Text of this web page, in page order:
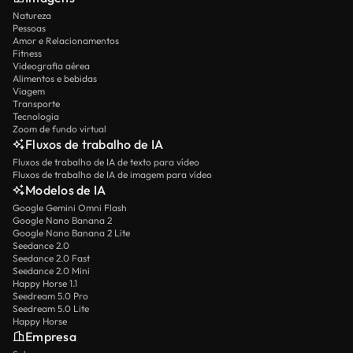
Natureza
Pessoas
Amor e Relacionamentos
Fitness
Videografia aérea
Alimentos e bebidas
Viagem
Transporte
Tecnologia
Zoom de fundo virtual
Fluxos de trabalho de IA
Fluxos de trabalho de IA de texto para vídeo
Fluxos de trabalho de IA de imagem para vídeo
Modelos de IA
Google Gemini Omni Flash
Google Nano Banana 2
Google Nano Banana 2 Lite
Seedance 2.0
Seedance 2.0 Fast
Seedance 2.0 Mini
Happy Horse 1.1
Seedream 5.0 Pro
Seedream 5.0 Lite
Happy Horse
Empresa